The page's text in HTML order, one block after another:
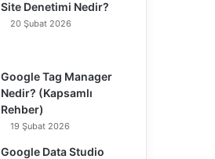
Site Denetimi Nedir?
20 Şubat 2026
Google Tag Manager
Nedir? (Kapsamlı
Rehber)
19 Şubat 2026
Google Data Studio